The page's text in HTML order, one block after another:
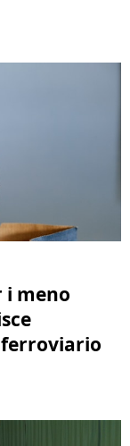
i meno
ferroviario